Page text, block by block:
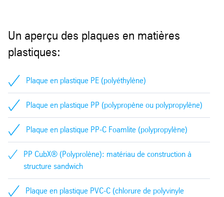
Industrie pharmaceutique
Techniques électriques et d'installation
Techniques de fine mécanique
Techniques médicales
Machines d'emballage et à papier
Aéronautique et espace
Techniques nucléaires et de vide
Soudage Ο
Collage
Usinage √
Découpe au jet d'eau √
Découpe au rayon laser √
Flexion à chaud ⊗
Barre creuse (tube)
Un aperçu des plaques en matières
plastiques:
Plaque en plastique PE (polyéthylène)
Plaque en plastique PP (polypropène ou polypropylène)
Plaque en plastique PP-C Foamlite (polypropylène)
PP CubX® (Polyprolène): matériau de construction à
structure sandwich
Plaque en plastique PVC-C (chlorure de polyvinyle